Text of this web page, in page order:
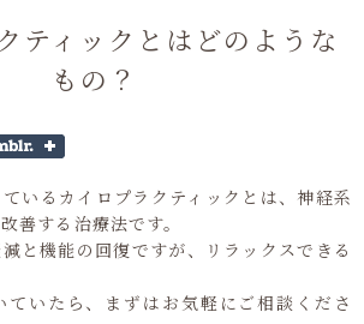
ティックとはどのような
もの？
いるカイロプラクティックとは、神経系
善する治療法です。
と機能の回復ですが、リラックスできる
ていたら、まずはお気軽にご相談くださ